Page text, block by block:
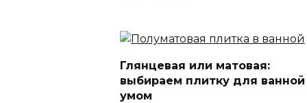
Глянцевая или матовая:
выбираем плитку для ванной
умом